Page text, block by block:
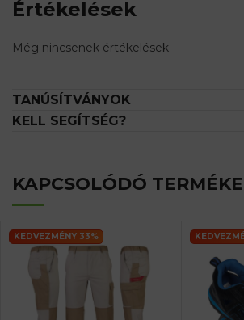
Értékelések
Még nincsenek értékelések.
TANÚSÍTVÁNYOK
KELL SEGÍTSÉG?
KAPCSOLÓDÓ
KEDVEZMÉNY 33%